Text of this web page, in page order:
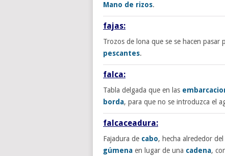
Mano de rizos.
fajas:
Trozos de lona que se se hacen pasar
pescantes.
falca:
Tabla delgada que en las
borda, para que no se introduzca el
falcaceadura:
Fajadura de cabo, hecha alrededor del
gúmena en lugar de una cadena,